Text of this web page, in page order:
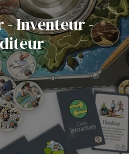
- Inventeur -